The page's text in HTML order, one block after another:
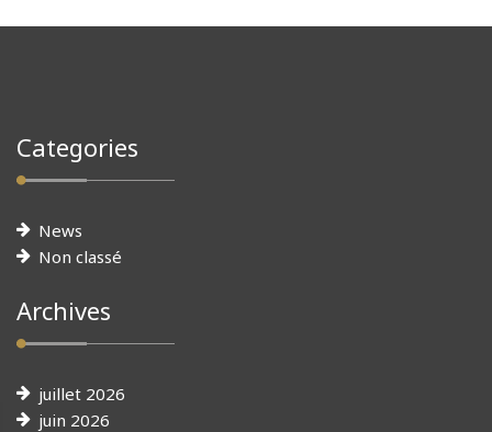
Categories
News
Non classé
Archives
juillet 2026
juin 2026